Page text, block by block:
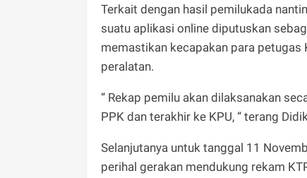
Terkait dengan hasil pemilukada
suatu aplikasi online diputuskan
memastikan kecapakan para petugas
peralatan.
“ Rekap pemilu akan dilaksanakan
PPK dan terakhir ke KPU, “ terang
Selanjutanya untuk tanggal 11
perihal gerakan mendukung rekam